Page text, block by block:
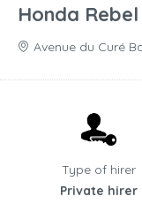
Honda
Avenue du Curé
Type of hirer
Private hirer